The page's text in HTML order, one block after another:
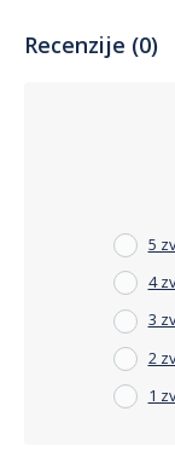
Recenzije (0)
5
4
3
2
1